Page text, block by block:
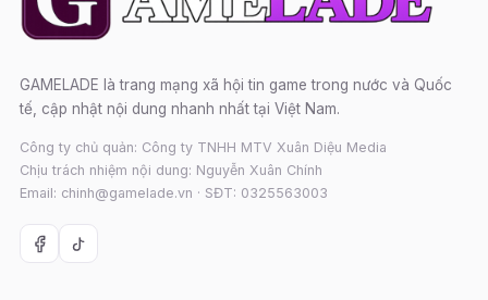
GAMELADE là trang mạng xã hội tin game trong nước và Quốc
tế, cập nhật nội dung nhanh nhất tại Việt Nam.
Công ty chủ quản: Công ty TNHH MTV Xuân Diệu Media
Chịu trách nhiệm nội dung: Nguyễn Xuân Chính
Email: chinh@gamelade.vn · SĐT: 0325563003